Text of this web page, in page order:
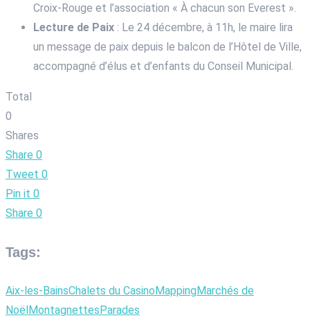
Croix-Rouge et l’association « À chacun son Everest ».
Lecture de Paix : Le 24 décembre, à 11h, le maire lira
un message de paix depuis le balcon de l’Hôtel de Ville,
accompagné d’élus et d’enfants du Conseil Municipal.
Total
0
Shares
Share 0
Tweet 0
Pin it 0
Share 0
Tags:
Aix-les-BainsChalets du CasinoMappingMarchés de
NoëlMontagnettesParades